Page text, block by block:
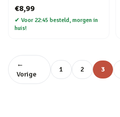
€8,99
✔ Voor 22:45 besteld, morgen in
huis!
←
Vorige
1 2 3